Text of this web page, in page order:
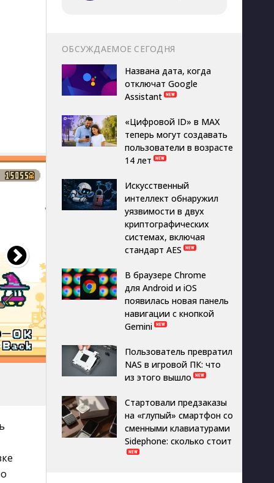
ОБСУЖДАЕМОЕ СЕГОДНЯ
Названа дата, когда
отключат Google
Assistant
«Цифровой ID» в MAX
теперь могут создавать
пользователи в возрасте
14 лет
Искусственный
интеллект обнаружил
уязвимости в двух
криптографических
системах, включая
стандарт AES
В браузере Chrome
для Android и iOS
появилась новая панель
навигации с кнопкой
Gemini
Пользователь превратил
NAS в игровой ПК: что
из этого вышло
Стартовали предзаказы
на «глупый» смартфон со
сменными клавиатурами
Sidephone: сколько стоит